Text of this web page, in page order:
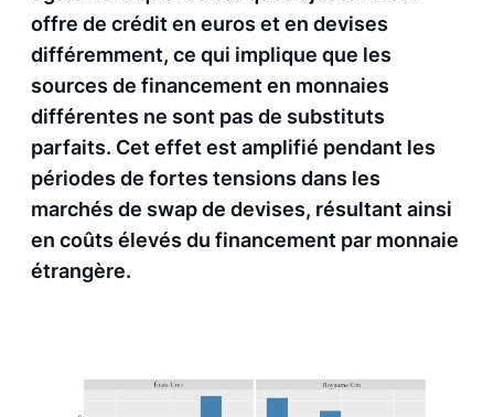
offre de crédit en euros et en devises
différemment, ce qui implique que les
sources de financement en monnaies
différentes ne sont pas de substituts
parfaits. Cet effet est amplifié pendant les
périodes de fortes tensions dans les
marchés de swap de devises, résultant ainsi
en coûts élevés du financement par monnaie
étrangère.